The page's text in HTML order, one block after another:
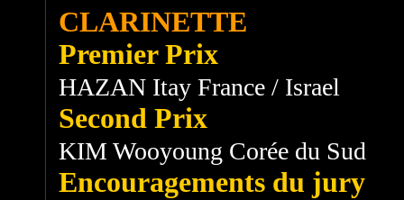
CLARINETTE
Premier Prix
HAZAN Itay France / Israel
Second Prix
KIM Wooyoung Corée du Sud
Encouragements du jury